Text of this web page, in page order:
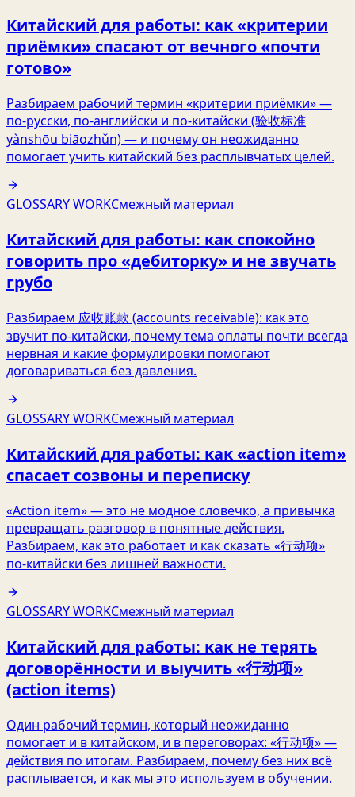
Китайский для работы: как «критерии
приёмки» спасают от вечного «почти
готово»
Разбираем рабочий термин «критерии приёмки» —
по‑русски, по‑английски и по‑китайски (验收标准
yànshōu biāozhǔn) — и почему он неожиданно
помогает учить китайский без расплывчатых целей.
GLOSSARY WORKСмежный материал
Китайский для работы: как спокойно
говорить про «дебиторку» и не звучать
грубо
Разбираем 应收账款 (accounts receivable): как это
звучит по‑китайски, почему тема оплаты почти всегда
нервная и какие формулировки помогают
договариваться без давления.
GLOSSARY WORKСмежный материал
Китайский для работы: как «action item»
спасает созвоны и переписку
«Action item» — это не модное словечко, а привычка
превращать разговор в понятные действия.
Разбираем, как это работает и как сказать «行动项»
по‑китайски без лишней важности.
GLOSSARY WORKСмежный материал
Китайский для работы: как не терять
договорённости и выучить «行动项»
(action items)
Один рабочий термин, который неожиданно
помогает и в китайском, и в переговорах: «行动项» —
действия по итогам. Разбираем, почему без них всё
расплывается, и как мы это используем в обучении.